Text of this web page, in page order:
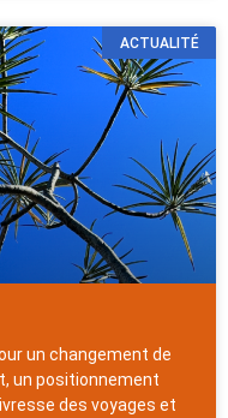
ACTUALITÉ
un changement de
un positionnement
des voyages et